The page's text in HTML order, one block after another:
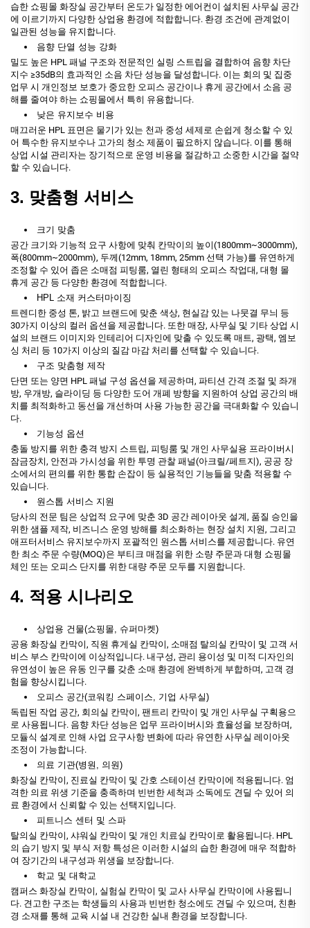
습한 쇼핑몰 화장실 공간부터 온도가 일정한 에어컨이 설치된 사무실 공간
에 이르기까지 다양한 상업용 환경에 적합합니다. 환경 조건에 관계없이
일관된 성능을 유지합니다.
음향 단열 성능 강화
밀도 높은 HPL 패널 구조와 전문적인 실링 스트립을 결합하여 음향 차단
지수 ≥35dB의 효과적인 소음 차단 성능을 달성합니다. 이는 회의 및 집중
업무 시 개인정보 보호가 중요한 오피스 공간이나 휴게 공간에서 소음 공
해를 줄여야 하는 쇼핑몰에서 특히 유용합니다.
낮은 유지보수 비용
매끄러운 HPL 표면은 물기가 있는 천과 중성 세제로 손쉽게 청소할 수 있
어 특수한 유지보수나 고가의 청소 제품이 필요하지 않습니다. 이를 통해
상업 시설 관리자는 장기적으로 운영 비용을 절감하고 소중한 시간을 절약
할 수 있습니다.
3. 맞춤형 서비스
크기 맞춤
공간 크기와 기능적 요구 사항에 맞춰 칸막이의 높이(1800mm~3000mm),
폭(800mm~2000mm), 두께(12mm, 18mm, 25mm 선택 가능)를 유연하게
조정할 수 있어 좁은 소매점 피팅룸, 열린 형태의 오피스 작업대, 대형 몰
휴게 공간 등 다양한 환경에 적합합니다.
HPL 소재 커스터마이징
트렌디한 중성 톤, 밝고 브랜드에 맞춘 색상, 현실감 있는 나뭇결 무늬 등
30가지 이상의 컬러 옵션을 제공합니다. 또한 매장, 사무실 및 기타 상업 시
설의 브랜드 이미지와 인테리어 디자인에 맞출 수 있도록 매트, 광택, 엠보
싱 처리 등 10가지 이상의 질감 마감 처리를 선택할 수 있습니다.
구조 맞춤형 제작
단면 또는 양면 HPL 패널 구성 옵션을 제공하며, 파티션 간격 조절 및 좌개
방, 우개방, 슬라이딩 등 다양한 도어 개폐 방향을 지원하여 상업 공간의 배
치를 최적화하고 동선을 개선하며 사용 가능한 공간을 극대화할 수 있습니
다.
기능성 옵션
충돌 방지를 위한 충격 방지 스트립, 피팅룸 및 개인 사무실용 프라이버시
잠금장치, 안전과 가시성을 위한 투명 관찰 패널(아크릴/페트지), 공공 장
소에서의 편의를 위한 통합 손잡이 등 실용적인 기능들을 맞춤 적용할 수
있습니다.
원스톱 서비스 지원
당사의 전문 팀은 상업적 요구에 맞춘 3D 공간 레이아웃 설계, 품질 승인을
위한 샘플 제작, 비즈니스 운영 방해를 최소화하는 현장 설치 지원, 그리고
애프터서비스 유지보수까지 포괄적인 원스톱 서비스를 제공합니다. 유연
한 최소 주문 수량(MOQ)은 부티크 매점을 위한 소량 주문과 대형 쇼핑몰
체인 또는 오피스 단지를 위한 대량 주문 모두를 지원합니다.
4. 적용 시나리오
상업용 건물(쇼핑몰, 슈퍼마켓)
공용 화장실 칸막이, 직원 휴게실 칸막이, 소매점 탈의실 칸막이 및 고객 서
비스 부스 칸막이에 이상적입니다. 내구성, 관리 용이성 및 미적 디자인의
유연성이 높은 유동 인구를 갖춘 소매 환경에 완벽하게 부합하며, 고객 경
험을 향상시킵니다.
오피스 공간(코워킹 스페이스, 기업 사무실)
독립된 작업 공간, 회의실 칸막이, 팬트리 칸막이 및 개인 사무실 구획용으
로 사용됩니다. 음향 차단 성능은 업무 프라이버시와 효율성을 보장하며,
모듈식 설계로 인해 사업 요구사항 변화에 따라 유연한 사무실 레이아웃
조정이 가능합니다.
의료 기관(병원, 의원)
화장실 칸막이, 진료실 칸막이 및 간호 스테이션 칸막이에 적용됩니다. 엄
격한 의료 위생 기준을 충족하며 빈번한 세척과 소독에도 견딜 수 있어 의
료 환경에서 신뢰할 수 있는 선택지입니다.
피트니스 센터 및 스파
탈의실 칸막이, 샤워실 칸막이 및 개인 치료실 칸막이로 활용됩니다. HPL
의 습기 방지 및 부식 저항 특성은 이러한 시설의 습한 환경에 매우 적합하
여 장기간의 내구성과 위생을 보장합니다.
학교 및 대학교
캠퍼스 화장실 칸막이, 실험실 칸막이 및 교사 사무실 칸막이에 사용됩니
다. 견고한 구조는 학생들의 사용과 빈번한 청소에도 견딜 수 있으며, 친환
경 소재를 통해 교육 시설 내 건강한 실내 환경을 보장합니다.